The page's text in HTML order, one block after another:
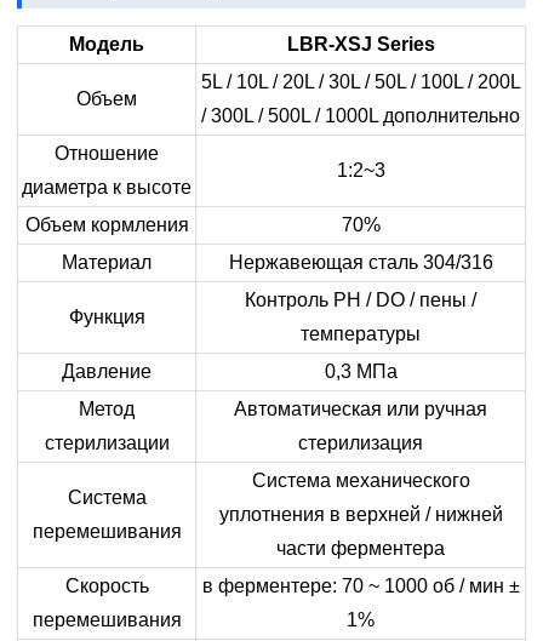
Модель LBR-XSJ Series
Объем
5L / 10L / 20L / 30L / 50L / 100L / 200L
/ 300L / 500L / 1000L дополнительно
Отношение
диаметра к высоте
1:2~3
Объем кормления
70%
Материал
Нержавеющая сталь 304/316
Функция
Контроль PH / DO / пены /
температуры
Давление
0,3 МПа
Метод
стерилизации
Автоматическая или ручная
стерилизация
Система
перемешивания
Система механического
уплотнения в верхней / нижней
части ферментера
Скорость
перемешивания
в ферментере: 70 ~ 1000 об / мин ±
1%